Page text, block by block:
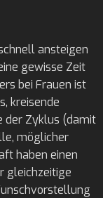
ansteigen
gewisse Zeit
bei Frauen ist
kreisende
der Zyklus (damit
möglicher
haben einen
gleichzeitige